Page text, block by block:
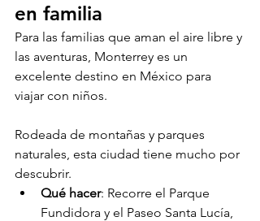
en familia
Para las familias que aman el aire libre y
las aventuras, Monterrey es un
excelente destino en México para
viajar con niños.
Rodeada de montañas y parques
naturales, esta ciudad tiene mucho por
descubrir.
Qué hacer: Recorre el Parque
Fundidora y el Paseo Santa Lucía,